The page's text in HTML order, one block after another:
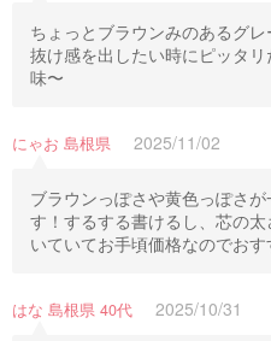
ちょっとブラウンみのあるグ
抜け感を出したい時にピッタ
味〜
にゃお 島根県 2025/11/02
ブラウンっぽさや黄色っぽさ
す！するする書けるし、芯の
いていてお手頃価格なのでおす
はな 島根県 40代 2025/10/31